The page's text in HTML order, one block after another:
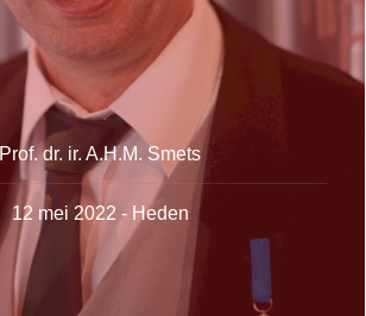
Prof. dr. ir. A.H.M. Smets
12 mei 2022 - Heden